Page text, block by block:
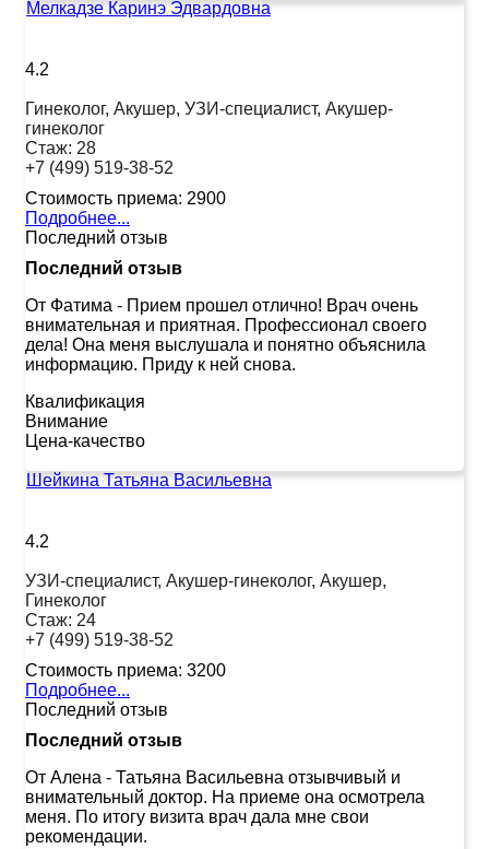
Мелкадзе Каринэ Эдвардовна
4.2
Гинеколог, Акушер, УЗИ-специалист, Акушер-
гинеколог
Стаж: 28
+7 (499) 519-38-52
Стоимость приема: 2900
Подробнее...
Последний отзыв
Последний отзыв
От Фатима - Прием прошел отлично! Врач очень
внимательная и приятная. Профессионал своего
дела! Она меня выслушала и понятно объяснила
информацию. Приду к ней снова.
Квалификация
Внимание
Цена-качество
Шейкина Татьяна Васильевна
4.2
УЗИ-специалист, Акушер-гинеколог, Акушер,
Гинеколог
Стаж: 24
+7 (499) 519-38-52
Стоимость приема: 3200
Подробнее...
Последний отзыв
Последний отзыв
От Алена - Татьяна Васильевна отзывчивый и
внимательный доктор. На приеме она осмотрела
меня. По итогу визита врач дала мне свои
рекомендации.